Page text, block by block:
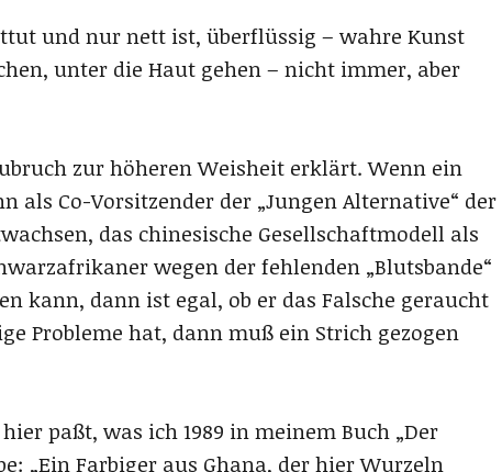
und nur nett ist, überflüssig – wahre Kunst
unter die Haut gehen – nicht immer, aber
zur höheren Weisheit erklärt. Wenn ein
als Co-Vorsitzender der „Jungen Alternative“ der
das chinesische Gesellschaftmodell als
wegen der fehlenden „Blutsbande“
kann, dann ist egal, ob er das Falsche geraucht
Probleme hat, dann muß ein Strich gezogen
paßt, was ich 1989 in meinem Buch „Der
„Ein Farbiger aus Ghana, der hier Wurzeln